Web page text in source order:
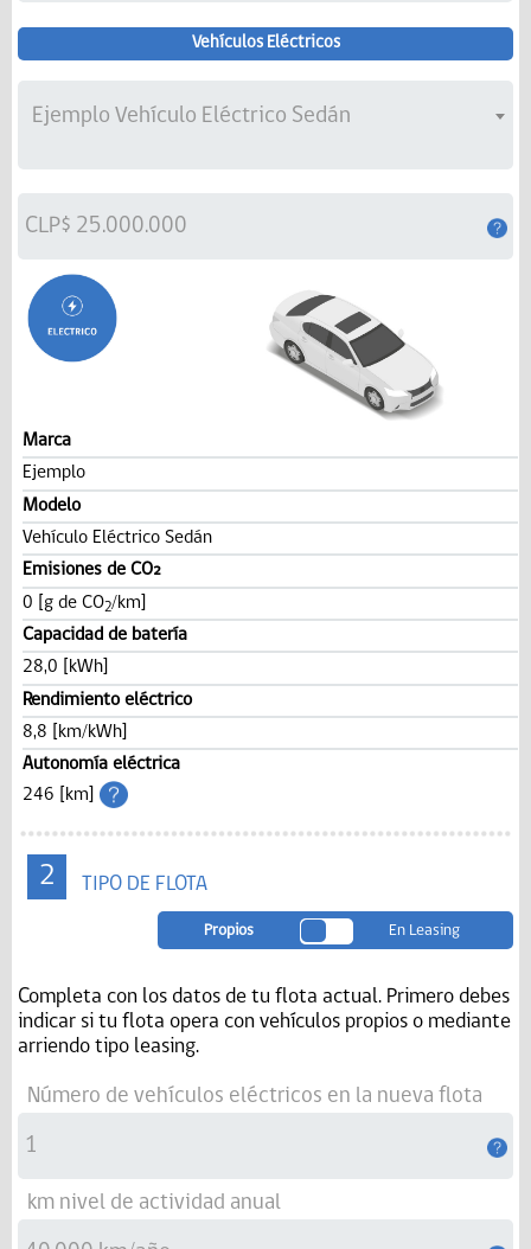
Vehículos Eléctricos
Ejemplo Vehículo Eléctrico Sedán
Marca
Ejemplo
Modelo
Vehículo Eléctrico Sedán
Emisiones de CO₂
0 [g de CO2/km]
Capacidad de batería
28,0 [kWh]
Rendimiento eléctrico
8,8 [km/kWh]
Autonomía eléctrica
246 [km]
2 TIPO DE FLOTA
Propios En Leasing
Completa con los datos de tu flota actual. Primero debes
indicar si tu flota opera con vehículos propios o mediante
arriendo tipo leasing.
Número de vehículos eléctricos en la nueva flota
km nivel de actividad anual